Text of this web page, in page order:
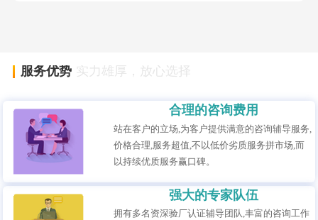
服务优势 实力雄厚，放心选择
合理的咨询费用
站在客户的立场,为客户提供满意的咨询辅导服务,
价格合理,服务超值,不以低价劣质服务拼市场,而
以持续优质服务赢口碑。
强大的专家队伍
拥有多名资深验厂认证辅导团队,丰富的咨询工作